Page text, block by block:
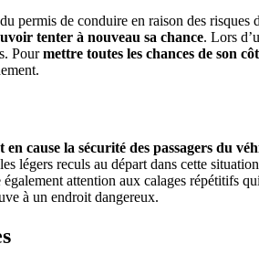
permis de conduire en raison des risques
tenter à nouveau sa chance. Lors
Pourmettre toutes les chances de son
en cause la sécurité des passagers du
légers reculs au départ dans cette
attention aux calages répétitifs
à un endroit dangereux.